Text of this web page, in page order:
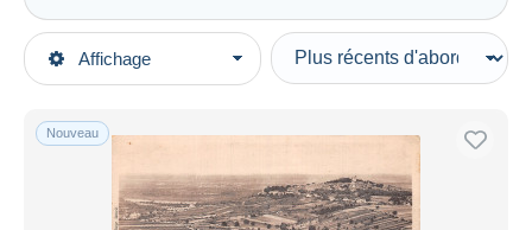
Affichage
Catégories principales
Europe
[18] Cher
Types de vente
En cours
Prix fixes
Enchères avec offres
Enchères sans offres
Maisons de vente
Nouveau